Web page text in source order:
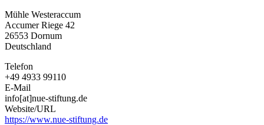
Mühle Westeraccum
Accumer Riege 42
26553 Dornum
Deutschland
Telefon
+49 4933 99110
E-Mail
info[at]nue-stiftung.de
Website/URL
https://www.nue-stiftung.de